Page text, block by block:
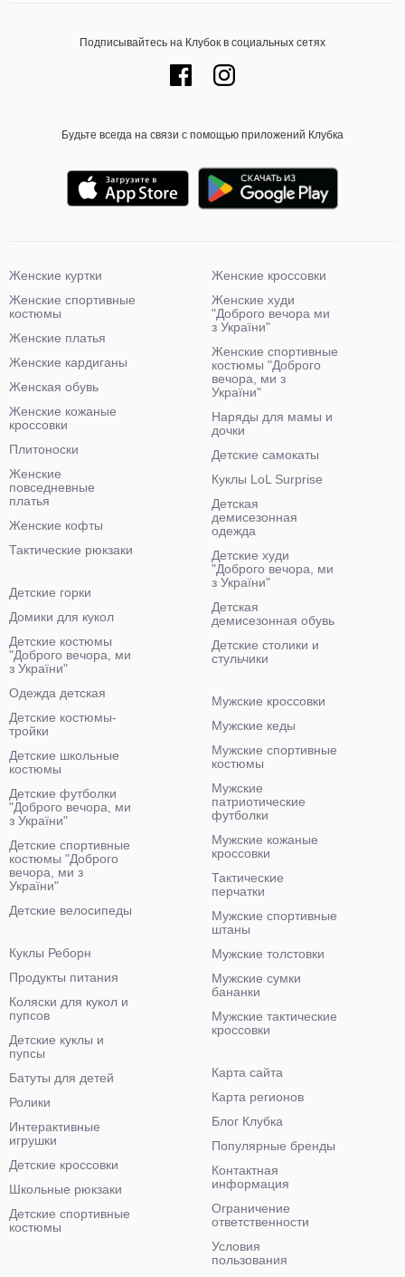
Подписывайтесь на Клубок в социальных сетях
Будьте всегда на связи с помощью приложений Клубка
Женские куртки
Женские спортивные
костюмы
Женские платья
Женские кардиганы
Женская обувь
Женские кожаные
кроссовки
Плитоноски
Женские
повседневные
платья
Женские кофты
Тактические рюкзаки
Женские кроссовки
Женские худи
"Доброго вечора ми
з України"
Женские спортивные
костюмы "Доброго
вечора, ми з
України"
Наряды для мамы и
дочки
Детские самокаты
Куклы LoL Surprise
Детская
демисезонная
одежда
Детские худи
"Доброго вечора, ми
з України"
Детская
демисезонная обувь
Детские столики и
стульчики
Детские горки
Домики для кукол
Детские костюмы
"Доброго вечора, ми
з України"
Одежда детская
Детские костюмы-
тройки
Детские школьные
костюмы
Детские футболки
"Доброго вечора, ми
з України"
Детские спортивные
костюмы "Доброго
вечора, ми з
України"
Детские велосипеды
Мужские кроссовки
Мужские кеды
Мужские спортивные
костюмы
Мужские
патриотические
футболки
Мужские кожаные
кроссовки
Тактические
перчатки
Мужские спортивные
штаны
Мужские толстовки
Мужские сумки
бананки
Мужские тактические
кроссовки
Куклы Реборн
Продукты питания
Коляски для кукол и
пупсов
Детские куклы и
пупсы
Батуты для детей
Ролики
Интерактивные
игрушки
Детские кроссовки
Школьные рюкзаки
Детские спортивные
костюмы
Карта сайта
Карта регионов
Блог Клубка
Популярные бренды
Контактная
информация
Ограничение
ответственности
Условия
пользования